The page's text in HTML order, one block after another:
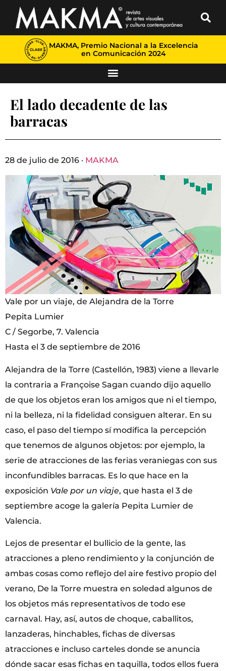
MAKMA, Premio Nacional a la Excelencia
en Comunicación 2024
El lado decadente de las
barracas
28 de julio de 2016 · MAKMA
Vale por un viaje, de Alejandra de la Torre
Pepita Lumier
C / Segorbe, 7. Valencia
Hasta el 3 de septiembre de 2016
Alejandra de la Torre (Castellón, 1983) viene a llevarle
la contraria a Françoise Sagan cuando dijo aquello
de que los objetos eran los amigos que ni el tiempo,
ni la belleza, ni la fidelidad consiguen alterar. En su
caso, el paso del tiempo sí modifica la percepción
que tenemos de algunos objetos: por ejemplo, la
serie de atracciones de las ferias veraniegas con sus
inconfundibles barracas. Es lo que hace en la
exposición Vale por un viaje, que hasta el 3 de
septiembre acoge la galería Pepita Lumier de
Valencia.
Lejos de presentar el bullicio de la gente, las
atracciones a pleno rendimiento y la conjunción de
ambas cosas como reflejo del aire festivo propio del
verano, De la Torre muestra en soledad algunos de
los objetos más representativos de todo ese
carnaval. Hay, así, autos de choque, caballitos,
lanzaderas, hinchables, fichas de diversas
atracciones e incluso carteles donde se anuncia
dónde sacar esas fichas en taquilla, todos ellos fuera